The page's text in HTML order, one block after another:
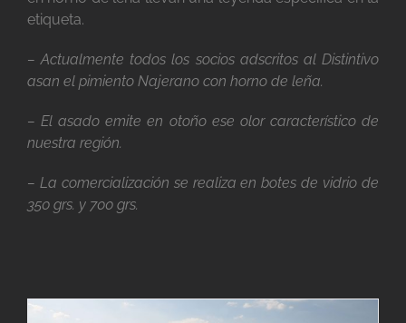
etiqueta.
– Actualmente todos los socios adscritos al Distintivo
asan el pimiento Najerano con horno de leña.
– El asado emite en otoño ese olor característico de
nuestra región.
– La comercialización se realiza en botes de vidrio de
350 grs. y 700 grs.